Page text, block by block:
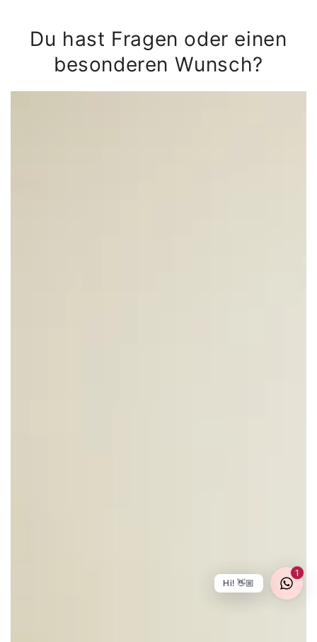
Du hast Fragen oder einen
besonderen Wunsch?
Hi! 👋🏼
1